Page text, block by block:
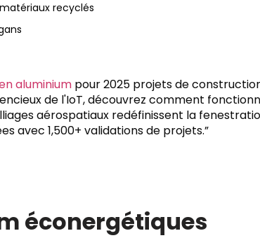
recyclés
aluminium pour 2025 projets de
de l'IoT, découvrez comment
aérospatiaux redéfinissent la
avec 1,500+ validations de projets.”
éconergétiques